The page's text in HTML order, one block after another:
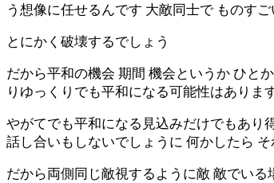
う想像に任せるんです 大敵同士で ものす
とにかく破壊するでしょう
だから平和の機会 期間 機会というか ひと
りゆっくりでも平和になる可能性はありま
やがてでも平和になる見込みだけでもあり
話し合いもしないでしょうに 何かしたら
だから両側同じ敵視するように敵 敵でい